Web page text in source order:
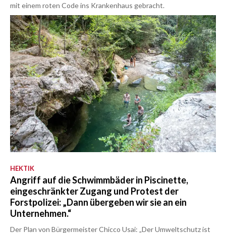
mit einem roten Code ins Krankenhaus gebracht.
HEKTIK
Angriff auf die Schwimmbäder in Piscinette,
eingeschränkter Zugang und Protest der
Forstpolizei: „Dann übergeben wir sie an ein
Unternehmen.“
Der Plan von Bürgermeister Chicco Usai: „Der Umweltschutz ist